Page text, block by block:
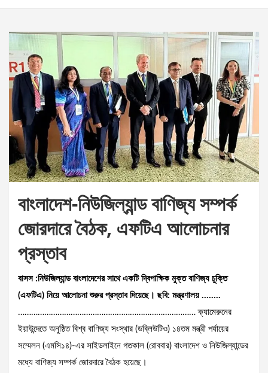
বাংলাদেশ-নিউজিল্যান্ড বাণিজ্য সম্পর্ক
জোরদারে বৈঠক, এফটিএ আলোচনার
প্রস্তাব
বাসস :নিউজিল্যান্ড বাংলাদেশের সাথে একটি দ্বিপাক্ষিক মুক্ত বাণিজ্য চুক্তি
(এফটিএ) নিয়ে আলোচনা শুরুর প্রস্তাব দিয়েছে। ছবি: মন্ত্রণালয় ……..
……………………………………………………………………… ক্যামেরুনের
ইয়াউন্দেতে অনুষ্ঠিত বিশ্ব বাণিজ্য সংস্থার (ডব্লিউটিও) ১৪তম মন্ত্রী পর্যায়ের
সম্মেলন (এমসি১৪)-এর সাইডলাইনে গতকাল (রোববার) বাংলাদেশ ও নিউজিল্যান্ডের
মধ্যে বাণিজ্য সম্পর্ক জোরদারে বৈঠক হয়েছে।